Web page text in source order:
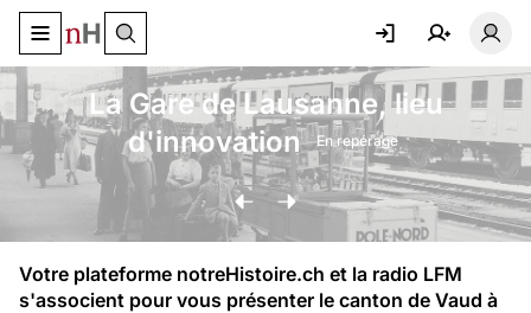
Basculer le menu de navigation
La Gare de Lausanne, lieu
d'innovation
En repérage
Votre plateforme notreHistoire.ch et la radio LFM
s'associent pour vous présenter le canton de Vaud à